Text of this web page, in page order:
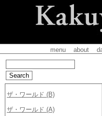
menu about